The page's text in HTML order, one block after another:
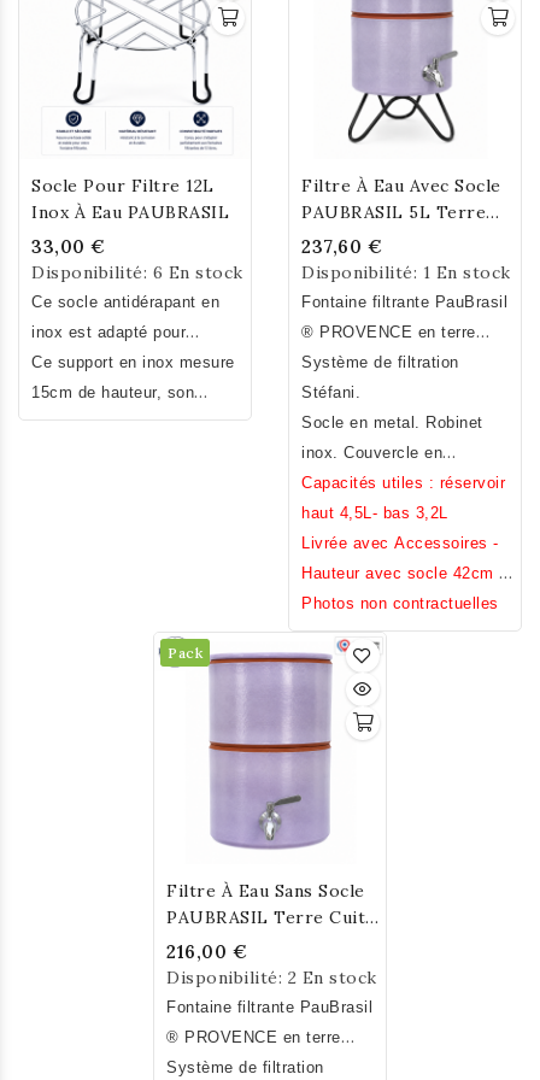
Socle Pour Filtre 12L
Inox À Eau PAUBRASIL
33,00 €
Disponibilité: 6 En stock
Ce socle antidérapant en
inox est adapté pour
recevoir les fontaines
filtrantes à eau en inox de
12L PAUBRASIL. Il peut
Ce support en inox mesure
15cm de hauteur, son
diamètre intérieur est de
Filtre À Eau Avec Socle
PAUBRASIL 5L Terre
Cuite Émaillée Lilas
237,60 €
Disponibilité: 1 En stock
Fontaine filtrante PauBrasil
® PROVENCE en terre
cuite émaillée Lilas. Fait
main.Fabrication Française
Système de filtration
Stéfani.
Socle en metal. Robinet
inox. Couvercle en
céramique.
Capacités utiles : réservoir
haut 4,5L- bas 3,2L
Livrée avec Accessoires -
Hauteur avec socle 42cm /
Hauteur sans socle 31cm /
Diamètre 23cm / Poids
7,2kg.
Photos non contractuelles
Pack
Filtre À Eau Sans Socle
PAUBRASIL Terre Cuite
Lilas 5L
216,00 €
Disponibilité: 2 En stock
Fontaine filtrante PauBrasil
® PROVENCE en terre
cuite émaillée lilas. Fait
Système de filtration